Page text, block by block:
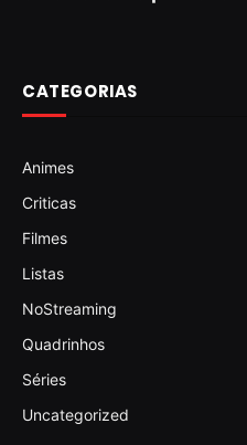
CATEGORIAS
Animes
Criticas
Filmes
Listas
NoStreaming
Quadrinhos
Séries
Uncategorized